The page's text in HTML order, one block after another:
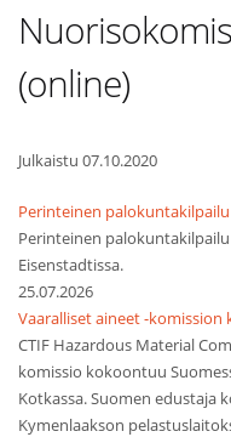
(online)
Julkaistu 07.10.2020
Perinteinen palokuntakilpailu
Perinteinen
Eisenstadtissa.
25.07.2026
Vaaralliset aineet -komission
CTIF Hazardous Material
komissio kokoontuu
Kotkassa. Suomen edustaja
Kymenlaakson